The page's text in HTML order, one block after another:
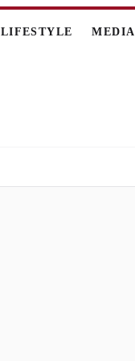
LIFESTYLE MEDIA